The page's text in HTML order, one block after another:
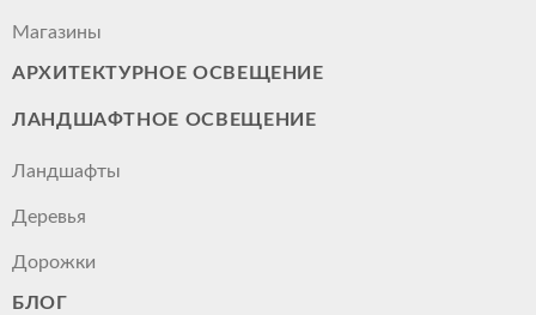
Магазины
АРХИТЕКТУРНОЕ ОСВЕЩЕНИЕ
ЛАНДШАФТНОЕ ОСВЕЩЕНИЕ
Ландшафты
Деревья
Дорожки
БЛОГ